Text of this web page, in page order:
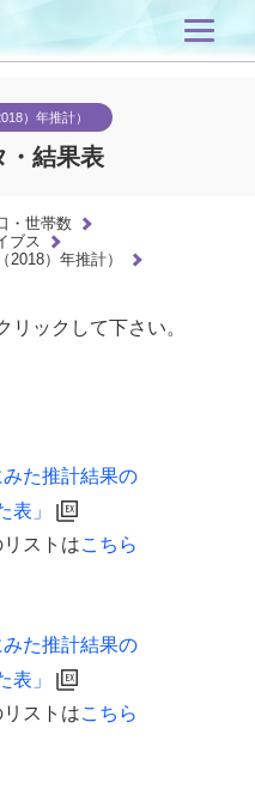
）年推計）
・結果表
・世帯数
ブス
2018）年推計）
リックして下さい。
た推計結果の
表」
ストはこちら
た推計結果の
表」
ストはこちら